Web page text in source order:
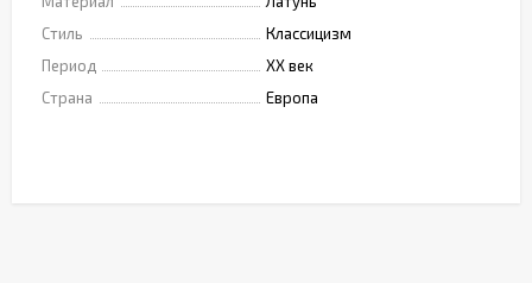
Стиль
Классицизм
Период
XX век
Страна
Европа